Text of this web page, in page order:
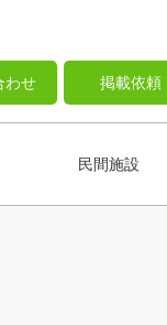
わせ 掲載依頼
民間施設